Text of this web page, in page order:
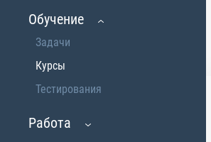
Обучение
Задачи
Курсы
Тестирования
Работа